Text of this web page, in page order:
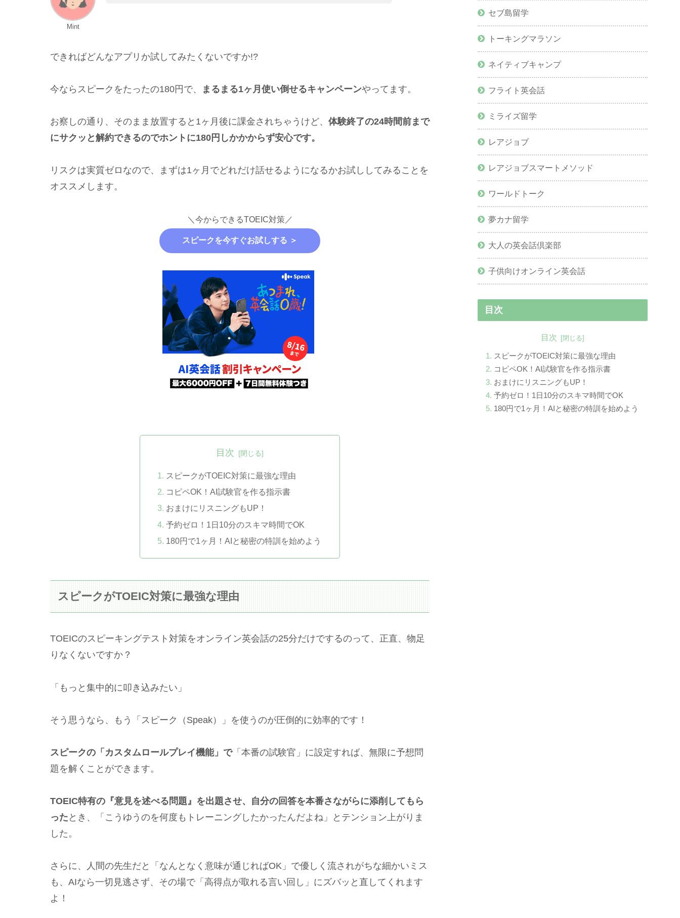
Mint
できればどんなアプリか試してみたくないですか!?
今ならスピークをたったの180円で、 まるまる1ヶ月使い倒せるキャンペーンやってます。
お察しの通り、そのまま放置すると1ヶ月後に課金されちゃうけど、 体験終了の24時間前まで
にサクッと解約できるのでホントに180円しかかからず安心です。
リスクは実質ゼロなので、まずは1ヶ月でどれだけ話せるようになるかお試ししてみることを
オススメします。
＼今からできるTOEIC対策／
スピークを今すぐお試しする ＞
目次
スピークがTOEIC対策に最強な理由
コピペOK！AI試験官を作る指示書
おまけにリスニングもUP！
予約ゼロ！1日10分のスキマ時間でOK
180円で1ヶ月！AIと秘密の特訓を始めよう
スピークがTOEIC対策に最強な理由
TOEICのスピーキングテスト対策をオンライン英会話の25分だけでするのって、正直、物足
りなくないですか？
「もっと集中的に叩き込みたい」
そう思うなら、もう「スピーク（Speak）」を使うのが圧倒的に効率的です！
スピークの「カスタムロールプレイ機能」で「本番の試験官」に設定すれば、無限に予想問
題を解くことができます。
TOEIC特有の『意見を述べる問題』を出題させ、自分の回答を本番さながらに添削してもら
った とき、「こうゆうのを何度もトレーニングしたかったんだよね」とテンション上がりま
した。
さらに、人間の先生だと「なんとなく意味が通じればOK」で優しく流されがちな細かいミス
も、AIなら一切見逃さず、その場で「高得点が取れる言い回し」にズバッと直してくれます
よ！
セブ島留学
トーキングマラソン
ネイティブキャンプ
フライト英会話
ミライズ留学
レアジョブ
レアジョブスマートメソッド
ワールドトーク
夢カナ留学
大人の英会話倶楽部
子供向けオンライン英会話
目次
目次
スピークがTOEIC対策に最強な理由
コピペOK！AI試験官を作る指示書
おまけにリスニングもUP！
予約ゼロ！1日10分のスキマ時間でOK
180円で1ヶ月！AIと秘密の特訓を始めよう